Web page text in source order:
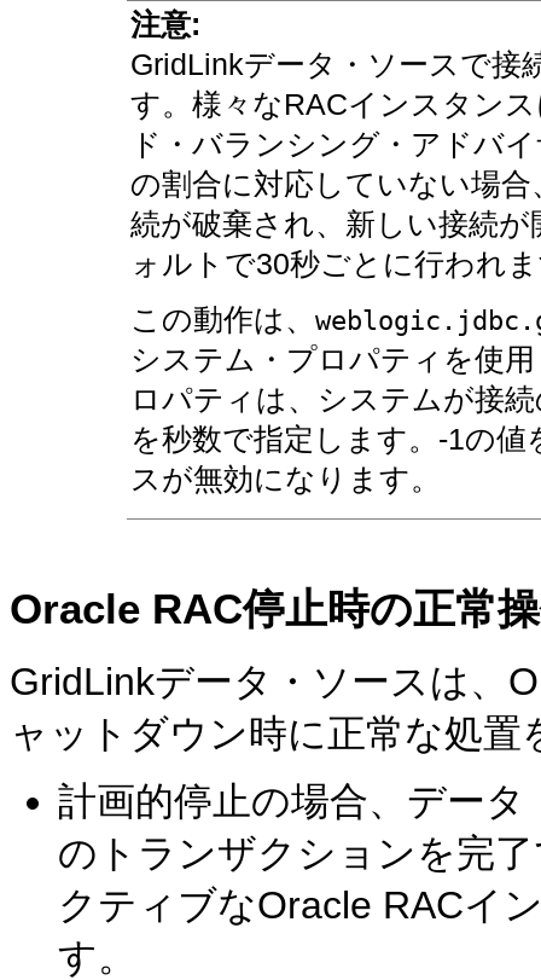
注意:
GridLinkデータ・ソースで接
す。様々なRACインスタン
ド・バランシング・アドバ
の割合に対応していない場
続が破棄され、新しい接続
ォルトで30秒ごとに行われ
この動作は、
システム・プロパティを使
ロパティは、システムが接
を秒数で指定します。-1の
スが無効になります。
Oracle RAC停止時の正常
GridLinkデータ・ソースは、
ャットダウン時に正常な処置
計画的停止の場合、デー
のトランザクションを完
クティブなOracle RACイ
す。